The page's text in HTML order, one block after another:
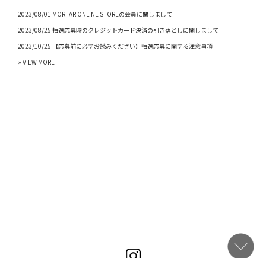
2023/08/01 MORTAR ONLINE STOREの会員に関しまして
2023/08/25 抽選応募時のクレジットカード決済の引き落としに関しまして
2023/10/25 【応募前に必ずお読みください】抽選応募に関する注意事項
» VIEW MORE